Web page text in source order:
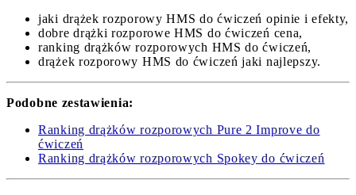
jaki drążek rozporowy HMS do ćwiczeń opinie i efekty,
dobre drążki rozporowe HMS do ćwiczeń cena,
ranking drążków rozporowych HMS do ćwiczeń,
drążek rozporowy HMS do ćwiczeń jaki najlepszy.
Podobne zestawienia:
Ranking drążków rozporowych Pure 2 Improve do
ćwiczeń
Ranking drążków rozporowych Spokey do ćwiczeń